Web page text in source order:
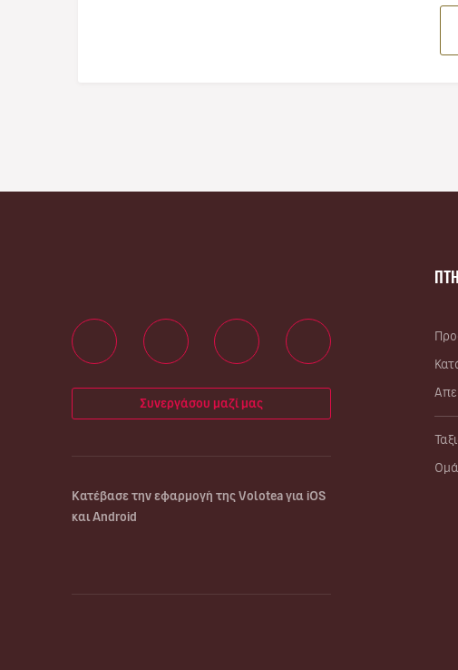
Συνεργάσου μαζί μας
Κατέβασε την εφαρμογή της Volotea για iOS
και Android